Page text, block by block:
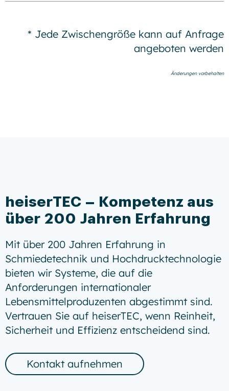
* Jede Zwischengröße kann auf Anfrage
angeboten werden
Änderungen vorbehalten
heiserTEC – Kompetenz aus
über 200 Jahren Erfahrung
Mit über 200 Jahren Erfahrung in
Schmiedetechnik und Hochdrucktechnologie
bieten wir Systeme, die auf die
Anforderungen internationaler
Lebensmittelproduzenten abgestimmt sind.
Vertrauen Sie auf heiserTEC, wenn Reinheit,
Sicherheit und Effizienz entscheidend sind.
Kontakt aufnehmen